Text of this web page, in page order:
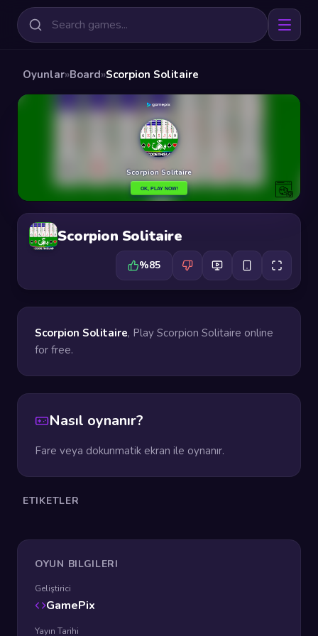
Oyunlar»Board»Scorpion Solitaire
Scorpion Solitaire
%85
Scorpion Solitaire, Play Scorpion Solitaire online
for free.
Nasıl oynanır?
Fare veya dokunmatik ekran ile oynanır.
ETIKETLER
OYUN BILGILERI
Geliştirici
GamePix
Yayın Tarihi